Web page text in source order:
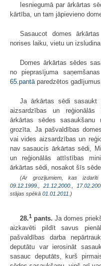
Iesniegumā par ārkārtas
kārtība, un tam jāpievieno
Sasaucot domes
norises laiku, vietu un
Domes ārkārtas sēdes
no pieprasījuma
65.pantā paredzētos gadījumus.
Ja ārkārtas sēdi sasaukt
aizsardzības un
ārkārtas sēdes sasaukšanu
grozīta. Ja pašvaldības
vai vides aizsardzības un
nav sasaucis ārkārtas sēdi,
un reģionālās attīstības
ārkārtas sēdi, nosakot šīs
(Ar grozījumiem, kas
09.12.1999.
,21.12.2000.
stājas spēkā 01.01.2011. )
28.1 pants. Ja domes
aizkavēti pildīt savus
pašvaldības darba
deputātu var ierosināt
sasauc deputāts, kurš